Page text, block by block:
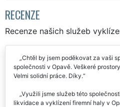
RECENZE
Recenze našich služeb
Chtěl by jsem poděkovat za vaši
společnosti v Opavě. Veškeré
Velmi solidní práce. Díky.
Využili jsme služeb této
likvidace a vyklízení firemní haly v